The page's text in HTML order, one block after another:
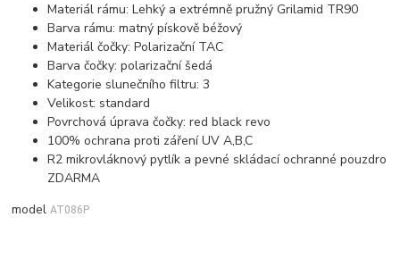
Materiál rámu: Lehký a extrémně pružný Grilamid TR90
Barva rámu: matný pískově béžový
Materiál čočky: Polarizační TAC
Barva čočky: polarizační šedá
Kategorie slunečního filtru: 3
Velikost: standard
Povrchová úprava čočky: red black revo
100% ochrana proti záření UV A,B,C
R2 mikrovláknový pytlík a pevné skládací ochranné pouzdro
ZDARMA
modelAT086P